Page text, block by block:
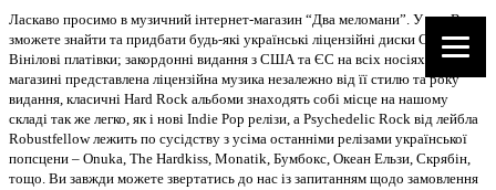
Ласкаво просимо в музичний інтернет-магазин “Два меломани”. У нас Ви
зможете знайти та придбати будь-які українські ліцензійні диски CD, DVD,
Вінілові платівки; закордонні видання з США та ЄС на всіх носіях. В
магазині представлена ліцензійна музика незалежно від її стилю та року
видання, класичні Hard Rock альбоми знаходять собі місце на нашому
складі так же легко, як і нові Indie Pop релізи, а Psychedelic Rock від лейбла
Robustfellow лежить по сусідству з усіма останніми релізами української
попсцени – Onuka, The Hardkiss, Monatik, Бумбокс, Океан Ельзи, Скрябін,
тощо. Ви завжди можете звертатись до нас із запитанням щодо замовлення